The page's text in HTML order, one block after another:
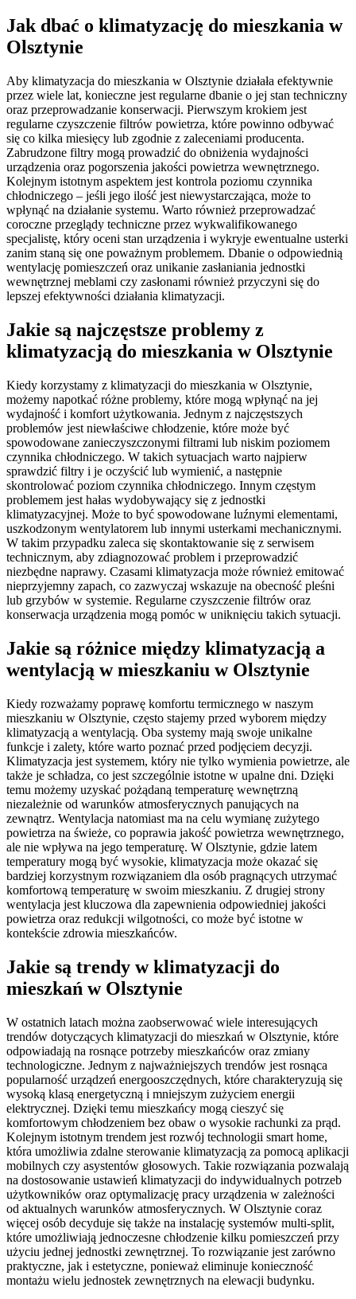
Jak dbać o klimatyzację do mieszkania w
Olsztynie
Aby klimatyzacja do mieszkania w Olsztynie działała efektywnie
przez wiele lat, konieczne jest regularne dbanie o jej stan techniczny
oraz przeprowadzanie konserwacji. Pierwszym krokiem jest
regularne czyszczenie filtrów powietrza, które powinno odbywać
się co kilka miesięcy lub zgodnie z zaleceniami producenta.
Zabrudzone filtry mogą prowadzić do obniżenia wydajności
urządzenia oraz pogorszenia jakości powietrza wewnętrznego.
Kolejnym istotnym aspektem jest kontrola poziomu czynnika
chłodniczego – jeśli jego ilość jest niewystarczająca, może to
wpłynąć na działanie systemu. Warto również przeprowadzać
coroczne przeglądy techniczne przez wykwalifikowanego
specjalistę, który oceni stan urządzenia i wykryje ewentualne usterki
zanim staną się one poważnym problemem. Dbanie o odpowiednią
wentylację pomieszczeń oraz unikanie zasłaniania jednostki
wewnętrznej meblami czy zasłonami również przyczyni się do
lepszej efektywności działania klimatyzacji.
Jakie są najczęstsze problemy z
klimatyzacją do mieszkania w Olsztynie
Kiedy korzystamy z klimatyzacji do mieszkania w Olsztynie,
możemy napotkać różne problemy, które mogą wpłynąć na jej
wydajność i komfort użytkowania. Jednym z najczęstszych
problemów jest niewłaściwe chłodzenie, które może być
spowodowane zanieczyszczonymi filtrami lub niskim poziomem
czynnika chłodniczego. W takich sytuacjach warto najpierw
sprawdzić filtry i je oczyścić lub wymienić, a następnie
skontrolować poziom czynnika chłodniczego. Innym częstym
problemem jest hałas wydobywający się z jednostki
klimatyzacyjnej. Może to być spowodowane luźnymi elementami,
uszkodzonym wentylatorem lub innymi usterkami mechanicznymi.
W takim przypadku zaleca się skontaktowanie się z serwisem
technicznym, aby zdiagnozować problem i przeprowadzić
niezbędne naprawy. Czasami klimatyzacja może również emitować
nieprzyjemny zapach, co zazwyczaj wskazuje na obecność pleśni
lub grzybów w systemie. Regularne czyszczenie filtrów oraz
konserwacja urządzenia mogą pomóc w uniknięciu takich sytuacji.
Jakie są różnice między klimatyzacją a
wentylacją w mieszkaniu w Olsztynie
Kiedy rozważamy poprawę komfortu termicznego w naszym
mieszkaniu w Olsztynie, często stajemy przed wyborem między
klimatyzacją a wentylacją. Oba systemy mają swoje unikalne
funkcje i zalety, które warto poznać przed podjęciem decyzji.
Klimatyzacja jest systemem, który nie tylko wymienia powietrze, ale
także je schładza, co jest szczególnie istotne w upalne dni. Dzięki
temu możemy uzyskać pożądaną temperaturę wewnętrzną
niezależnie od warunków atmosferycznych panujących na
zewnątrz. Wentylacja natomiast ma na celu wymianę zużytego
powietrza na świeże, co poprawia jakość powietrza wewnętrznego,
ale nie wpływa na jego temperaturę. W Olsztynie, gdzie latem
temperatury mogą być wysokie, klimatyzacja może okazać się
bardziej korzystnym rozwiązaniem dla osób pragnących utrzymać
komfortową temperaturę w swoim mieszkaniu. Z drugiej strony
wentylacja jest kluczowa dla zapewnienia odpowiedniej jakości
powietrza oraz redukcji wilgotności, co może być istotne w
kontekście zdrowia mieszkańców.
Jakie są trendy w klimatyzacji do
mieszkań w Olsztynie
W ostatnich latach można zaobserwować wiele interesujących
trendów dotyczących klimatyzacji do mieszkań w Olsztynie, które
odpowiadają na rosnące potrzeby mieszkańców oraz zmiany
technologiczne. Jednym z najważniejszych trendów jest rosnąca
popularność urządzeń energooszczędnych, które charakteryzują się
wysoką klasą energetyczną i mniejszym zużyciem energii
elektrycznej. Dzięki temu mieszkańcy mogą cieszyć się
komfortowym chłodzeniem bez obaw o wysokie rachunki za prąd.
Kolejnym istotnym trendem jest rozwój technologii smart home,
która umożliwia zdalne sterowanie klimatyzacją za pomocą aplikacji
mobilnych czy asystentów głosowych. Takie rozwiązania pozwalają
na dostosowanie ustawień klimatyzacji do indywidualnych potrzeb
użytkowników oraz optymalizację pracy urządzenia w zależności
od aktualnych warunków atmosferycznych. W Olsztynie coraz
więcej osób decyduje się także na instalację systemów multi-split,
które umożliwiają jednoczesne chłodzenie kilku pomieszczeń przy
użyciu jednej jednostki zewnętrznej. To rozwiązanie jest zarówno
praktyczne, jak i estetyczne, ponieważ eliminuje konieczność
montażu wielu jednostek zewnętrznych na elewacji budynku.